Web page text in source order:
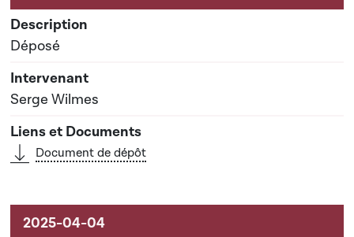
Déposé
Serge Wilmes
Document de dépôt